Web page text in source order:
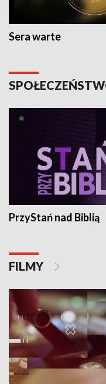
Sera warte
PrzyStań nad Biblią
FILMY